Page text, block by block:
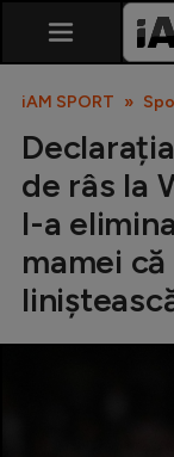
iAM SPORT
de râs la
l-a
mamei